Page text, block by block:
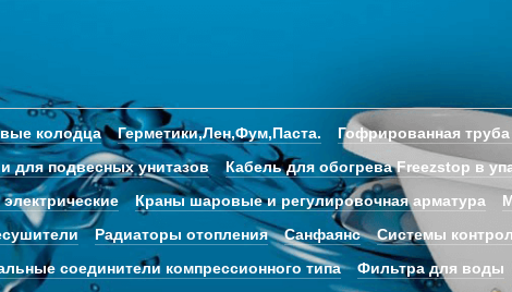
колодца Герметики,Лен,Фум,Паста.
Гофрированная
для подвесных унитазов Кабель для обогрева Freezstop в
Краны шаровые и регулировочная арматура
Радиаторы отопления Санфаянс Системы
соединители компрессионного типа Фильтра для воды